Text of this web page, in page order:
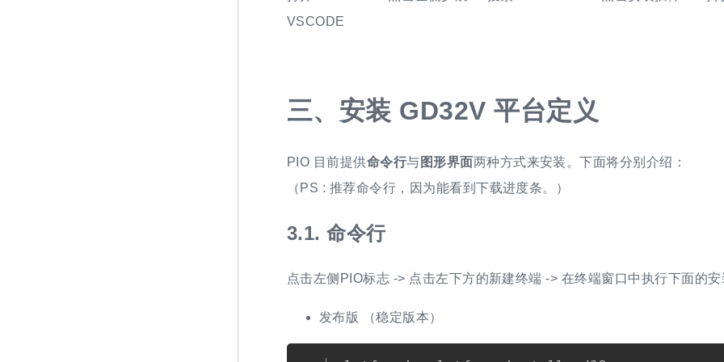
VSCODE
三、 安装 GD32V 平台定义
PIO 目前提供命令行与 图形界面两种方式来安装。下面将分别介绍：
（PS : 推荐命令行，因为能看到下载进度条。）
3.1.命令行
点击左侧PIO标志 -> 点击左下方的新建终端 -> 在终端窗口中执行下面的安
发布版 （稳定版本）